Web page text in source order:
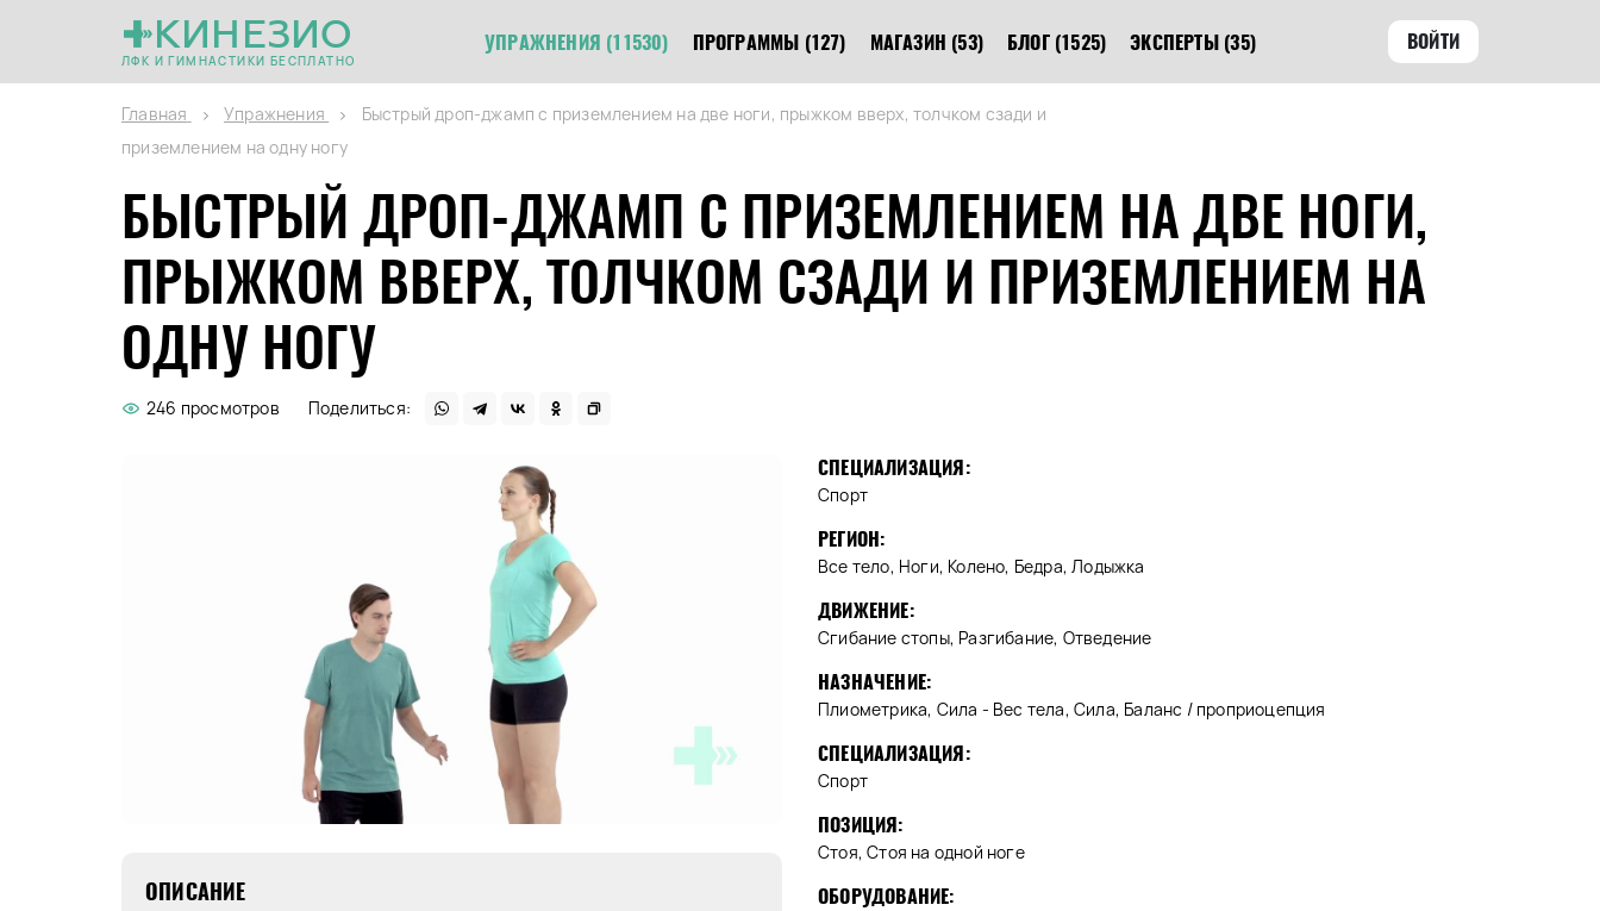
КИНЕЗИО
ЛФК И ГИМНАСТИКИ БЕСПЛАТНО
УПРАЖНЕНИЯ (11530) ПРОГРАММЫ (127) МАГАЗИН (53) БЛОГ (1525) ЭКСПЕРТЫ (35) ВОЙТИ
Главная Упражнения
Быстрый дроп-джамп с приземлением на две ноги, прыжком вверх, толчком сзади и
приземлением на одну ногу
БЫСТРЫЙ ДРОП-ДЖАМП С ПРИЗЕМЛЕНИЕМ НА ДВЕ НОГИ,
ПРЫЖКОМ ВВЕРХ, ТОЛЧКОМ СЗАДИ И ПРИЗЕМЛЕНИЕМ НА
ОДНУ НОГУ
246 просмотров Поделиться:
ОПИСАНИЕ
СПЕЦИАЛИЗАЦИЯ:
Спорт
РЕГИОН:
Все тело, Ноги, Колено, Бедра, Лодыжка
ДВИЖЕНИЕ:
Сгибание стопы, Разгибание, Отведение
НАЗНАЧЕНИЕ:
Плиометрика, Сила - Вес тела, Сила, Баланс / проприоцепция
СПЕЦИАЛИЗАЦИЯ:
Спорт
ПОЗИЦИЯ:
Стоя, Стоя на одной ноге
ОБОРУДОВАНИЕ: